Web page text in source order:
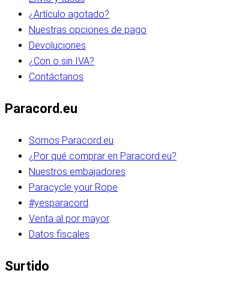
¿Artículo agotado?
Nuestras opciones de pago
Devoluciones
¿Con o sin IVA?
Contáctanos
Paracord.eu
Somos Paracord.eu
¿Por qué comprar en Paracord.eu?
Nuestros embajadores
Paracycle your Rope
#yesparacord
Venta al por mayor
Datos fiscales
Surtido